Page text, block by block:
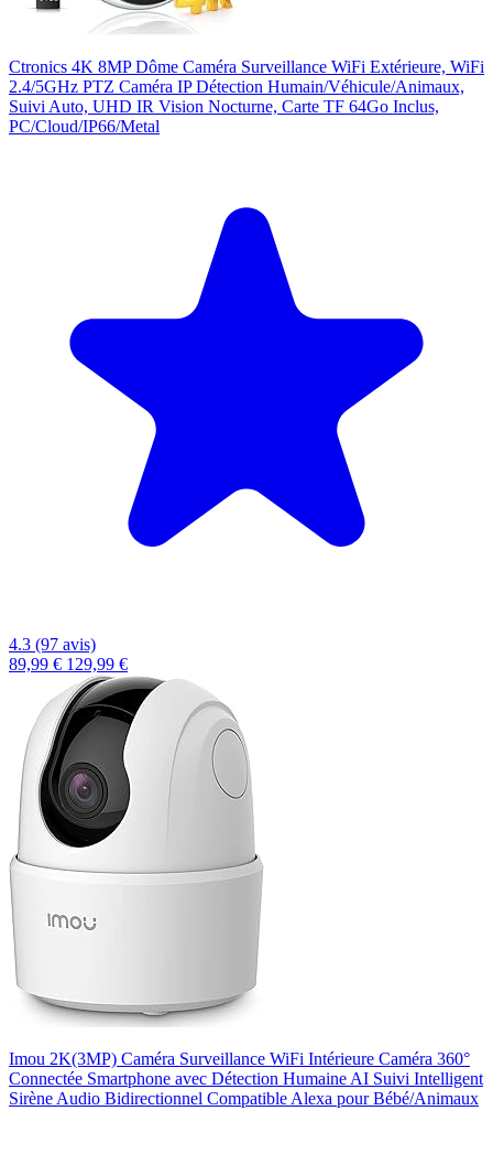
Ctronics 4K 8MP Dôme Caméra Surveillance WiFi Extérieure, WiFi
2.4/5GHz PTZ Caméra IP Détection Humain/Véhicule/Animaux,
Suivi Auto, UHD IR Vision Nocturne, Carte TF 64Go Inclus,
PC/Cloud/IP66/Metal
4.3 (97 avis)
89,99 € 129,99 €
Imou 2K(3MP) Caméra Surveillance WiFi Intérieure Caméra 360°
Connectée Smartphone avec Détection Humaine AI Suivi Intelligent
Sirène Audio Bidirectionnel Compatible Alexa pour Bébé/Animaux